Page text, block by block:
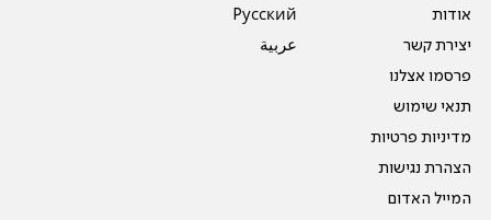
אודות
יצירת קשר
פרסמו אצלנו
תנאי שימוש
מדיניות פרטיות
הצהרת נגישות
המייל האדום
Pусский
عربية